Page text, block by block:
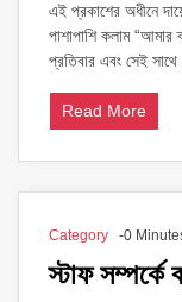
এই প্রকাশের অধীনে
পাশাপাশি কলাম
প্রতিবার এবং সেই
Read More
Category -0
স্টাফ